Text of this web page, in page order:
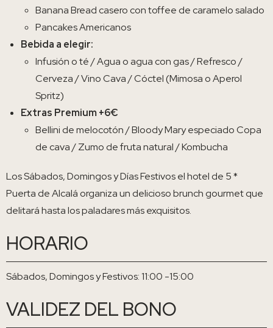
Banana Bread casero con toffee de caramelo salado
Pancakes Americanos
Bebida a elegir:
Infusión o té / Agua o agua con gas / Refresco /
Cerveza / Vino Cava / Cóctel (Mimosa o Aperol
Spritz)
Extras Premium +6€
Bellini de melocotón / Bloody Mary especiado Copa
de cava / Zumo de fruta natural / Kombucha
Los Sábados, Domingos y Días Festivos el hotel de 5 *
Puerta de Alcalá organiza un delicioso brunch gourmet que
delitará hasta los paladares más exquisitos.
HORARIO
Sábados, Domingos y Festivos: 11:00 -15:00
VALIDEZ DEL BONO